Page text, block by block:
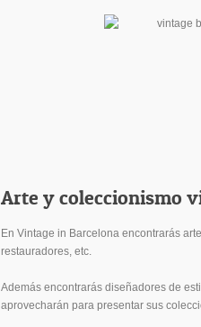
Arte y coleccionismo
En Vintage in Barcelona encontrarás
restauradores, etc.
Además encontrarás diseñadores de
aprovecharán para presentar sus